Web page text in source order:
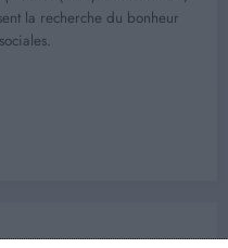
la recherche du bonheur